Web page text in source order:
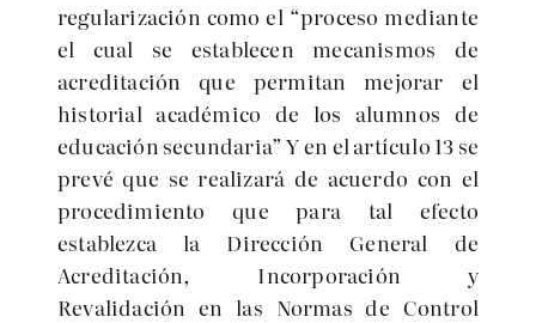
regularización como el “proceso mediante
el cual se establecen mecanismos de
acreditación que permitan mejorar el
historial académico de los alumnos de
educación secundaria” Y en el artículo 13 se
prevé que se realizará de acuerdo con el
procedimiento que para tal efecto
establezca la Dirección General de
Acreditación, Incorporación y
Revalidación en las Normas de Control